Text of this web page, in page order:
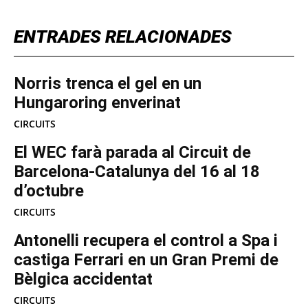
ENTRADES RELACIONADES
Norris trenca el gel en un
Hungaroring enverinat
CIRCUITS
El WEC farà parada al Circuit de
Barcelona-Catalunya del 16 al 18
d’octubre
CIRCUITS
Antonelli recupera el control a Spa i
castiga Ferrari en un Gran Premi de
Bèlgica accidentat
CIRCUITS